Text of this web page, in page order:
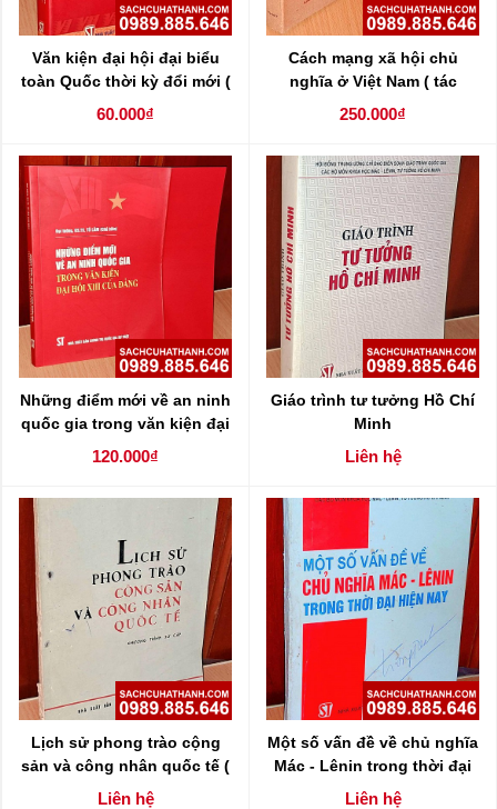
Văn kiện đại hội đại biểu
toàn Quốc thời kỳ đổi mới (
khóa VI,VII, VIII, IX, X )
60.000₫
Cách mạng xã hội chủ
nghĩa ở Việt Nam ( tác
phẩm chọn lọc ) ( trọn bộ 2
250.000₫
Những điểm mới về an ninh
quốc gia trong văn kiện đại
hội XIII của Đảng
120.000₫
Giáo trình tư tưởng Hồ Chí
Minh
Liên hệ
Lịch sử phong trào cộng
sản và công nhân quốc tế (
chương trình sơ cấp )
Liên hệ
Một số vấn đề về chủ nghĩa
Mác - Lênin trong thời đại
hiện nay
Liên hệ